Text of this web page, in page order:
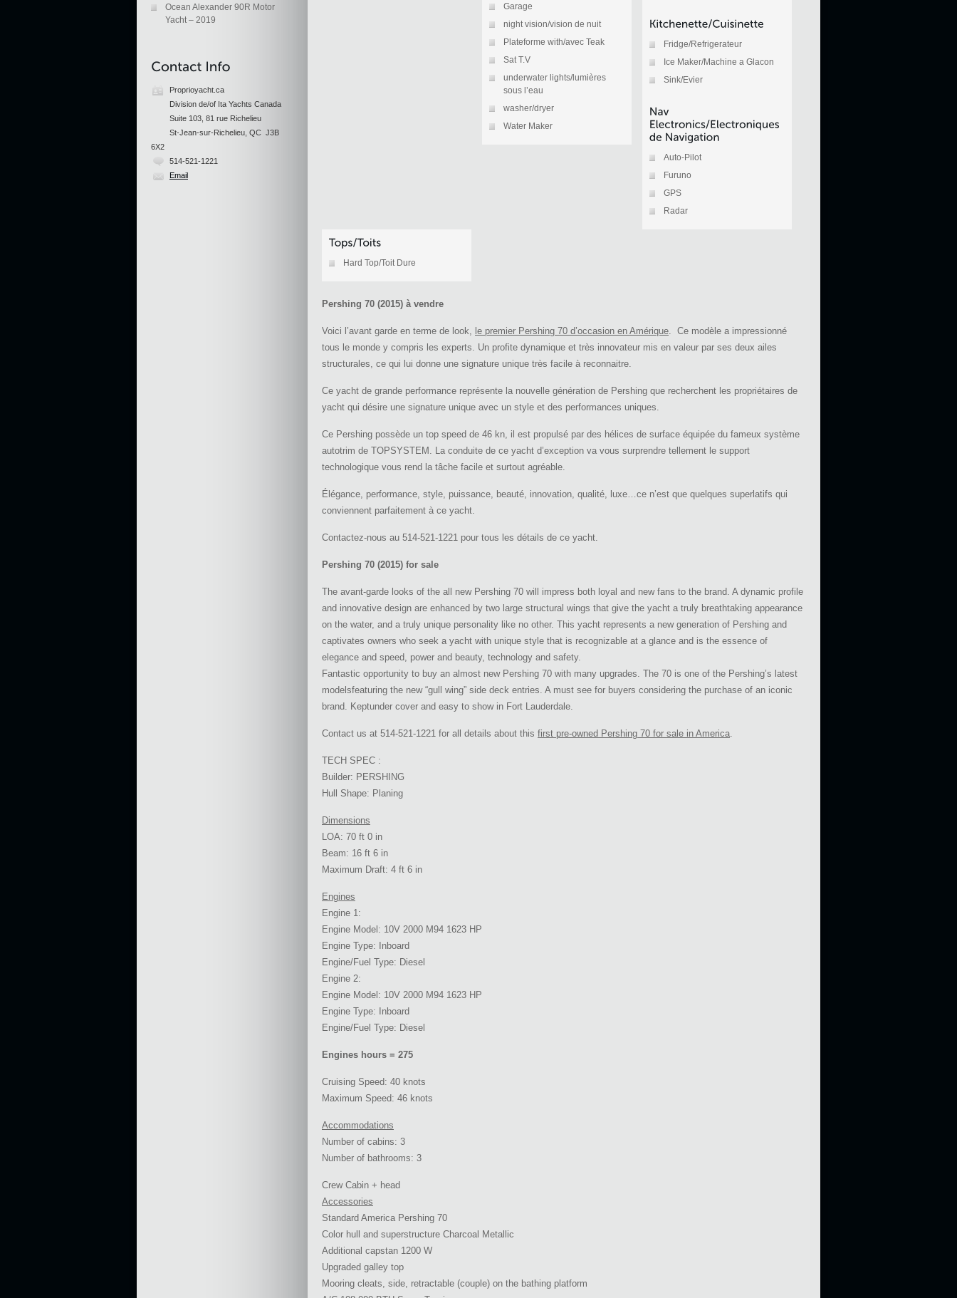
Ocean Alexander 90R Motor
Yacht – 2019
Proprioyacht.ca
Division de/of Ita Yachts Canada
Suite 103, 81 rue Richelieu
St-Jean-sur-Richelieu, QC J3B
6X2
514-521-1221
Email
Garage
night vision/vision de nuit
Plateforme with/avec Teak
Sat T.V
underwater lights/lumières
sous l’eau
washer/dryer
Water Maker
Fridge/Refrigerateur
Ice Maker/Machine a Glacon
Sink/Evier
Auto-Pilot
Furuno
GPS
Radar
Hard Top/Toit Dure
Pershing 70 (2015) à vendre
Voici l’avant garde en terme de look, le premier Pershing 70 d’occasion en Amérique . Ce modèle a impressionné
tous le monde y compris les experts. Un profite dynamique et très innovateur mis en valeur par ses deux ailes
structurales, ce qui lui donne une signature unique très facile à reconnaitre.
Ce yacht de grande performance représente la nouvelle génération de Pershing que recherchent les propriétaires de
yacht qui désire une signature unique avec un style et des performances uniques.
Ce Pershing possède un top speed de 46 kn, il est propulsé par des hélices de surface équipée du fameux système
autotrim de TOPSYSTEM. La conduite de ce yacht d’exception va vous surprendre tellement le support
technologique vous rend la tâche facile et surtout agréable.
Élégance, performance, style, puissance, beauté, innovation, qualité, luxe…ce n’est que quelques superlatifs qui
conviennent parfaitement à ce yacht.
Contactez-nous au 514-521-1221 pour tous les détails de ce yacht.
Pershing 70 (2015) for sale
The avant-garde looks of the all new Pershing 70 will impress both loyal and new fans to the brand. A dynamic profile
and innovative design are enhanced by two large structural wings that give the yacht a truly breathtaking appearance
on the water, and a truly unique personality like no other. This yacht represents a new generation of Pershing and
captivates owners who seek a yacht with unique style that is recognizable at a glance and is the essence of
elegance and speed, power and beauty, technology and safety.
Fantastic opportunity to buy an almost new Pershing 70 with many upgrades. The 70 is one of the Pershing’s latest
modelsfeaturing the new “gull wing” side deck entries. A must see for buyers considering the purchase of an iconic
brand. Keptunder cover and easy to show in Fort Lauderdale.
Contact us at 514-521-1221 for all details about this first pre-owned Pershing 70 for sale in America
TECH SPEC :
Builder: PERSHING
Hull Shape: Planing
Dimensions
LOA: 70 ft 0 in
Beam: 16 ft 6 in
Maximum Draft: 4 ft 6 in
Engines
Engine 1:
Engine Model: 10V 2000 M94 1623 HP
Engine Type: Inboard
Engine/Fuel Type: Diesel
Engine 2:
Engine Model: 10V 2000 M94 1623 HP
Engine Type: Inboard
Engine/Fuel Type: Diesel
Engines hours = 275
Cruising Speed: 40 knots
Maximum Speed: 46 knots
Accommodations
Number of cabins: 3
Number of bathrooms: 3
Crew Cabin + head
Accessories
Standard America Pershing 70
Color hull and superstructure Charcoal Metallic
Additional capstan 1200 W
Upgraded galley top
Mooring cleats, side, retractable (couple) on the bathing platform